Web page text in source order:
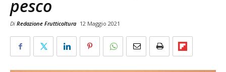
pesco
Di Redazione Frutticoltura 12 Maggio 2021